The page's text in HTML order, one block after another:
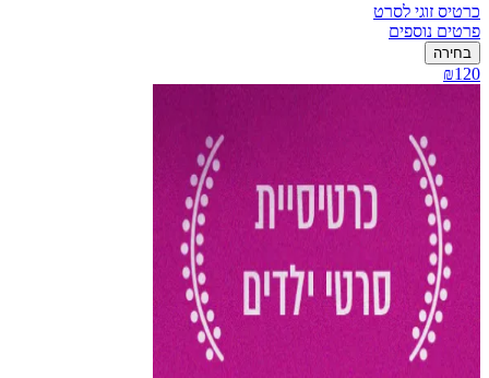
כרטיס זוגי לסרט
פרטים נוספים
בחירה
₪120